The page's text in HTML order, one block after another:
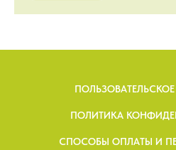
ПОЛИТИКА
СПОСОБЫ ОПЛАТЫ И